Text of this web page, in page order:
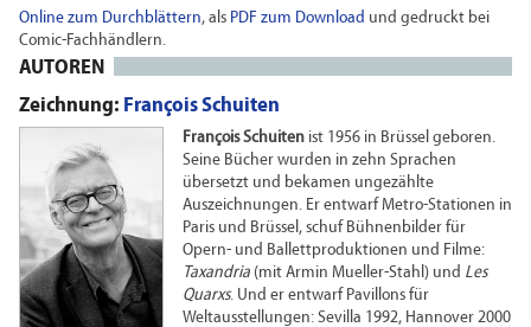
Online zum Durchblättern, als PDF zum Download und gedruckt bei
Comic-Fachhändlern.
AUTOREN
Zeichnung: François Schuiten
François Schuiten ist 1956 in Brüssel geboren.
Seine Bücher wurden in zehn Sprachen
übersetzt und bekamen ungezählte
Auszeichnungen. Er entwarf Metro-Stationen in
Paris und Brüssel, schuf Bühnenbilder für
Opern- und Ballettproduktionen und Filme:
Taxandria (mit Armin Mueller-Stahl) und Les
Quarxs. Und er entwarf Pavillons für
Weltausstellungen: Sevilla 1992, Hannover 2000